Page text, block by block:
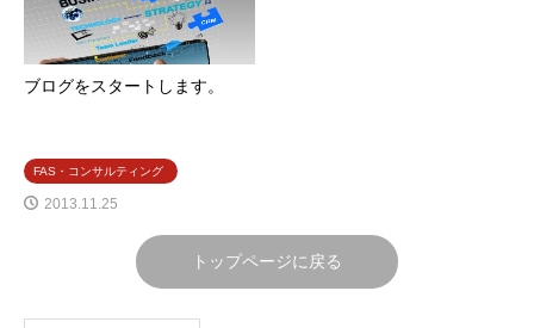
ブログをスタートします。
FAS・コンサルティング
2013.11.25
トップページに戻る